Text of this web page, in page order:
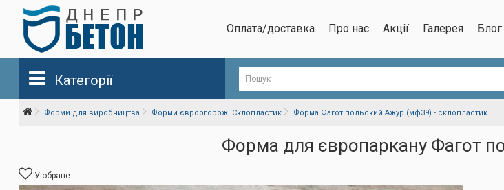
Оплата/доставка Про нас Акції Галерея Блог
Категорії
Форми для виробництва Форми євроогорожі Склопластик Форма Фагот польский Ажур (мф39) - склопластик
Форма для європаркану Фагот
У обране